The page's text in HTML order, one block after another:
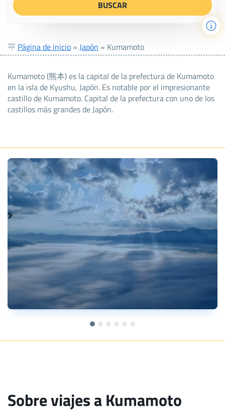
Página de inicio » Japón » Kumamoto
Kumamoto (熊本) es la capital de la prefectura de Kumamoto
en la isla de Kyushu, Japón. Es notable por el impresionante
castillo de Kumamoto. Capital de la prefectura con uno de los
castillos más grandes de Japón.
Sobre viajes a Kumamoto